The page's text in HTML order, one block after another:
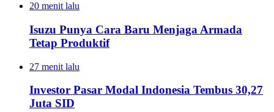
20 menit lalu
Isuzu Punya Cara Baru Menjaga Armada
Tetap Produktif
27 menit lalu
Investor Pasar Modal Indonesia Tembus 30,27
Juta SID